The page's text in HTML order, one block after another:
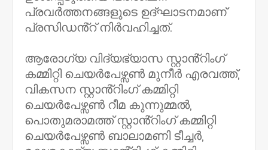
പ്രവർത്തനങ്ങളുടെ ഉദ്ഘാടനമാണ്
പ്രസിഡൻ്റ് നിർവഹിച്ചത്.
ആരോഗ്യ വിദ്യഭ്യാസ സ്റ്റാൻ്റിംഗ്
കമ്മിറ്റി ചെയർപേഴ്സൺ മുനീർ എരവത്ത്,
വികസന സ്റ്റാൻ്റിംഗ് കമ്മിറ്റി
ചെയർപേഴ്സൺ റീമ കുന്നുമ്മൽ,
പൊതുമരാമത്ത് സ്റ്റാൻ്റിംഗ് കമ്മിറ്റി
ചെയർപേഴ്സൺ ബാലാമണി ടീച്ചർ,